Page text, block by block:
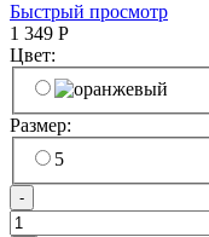
Быстрый просмотр
1 349 Р
Цвет:
Размер:
5
-